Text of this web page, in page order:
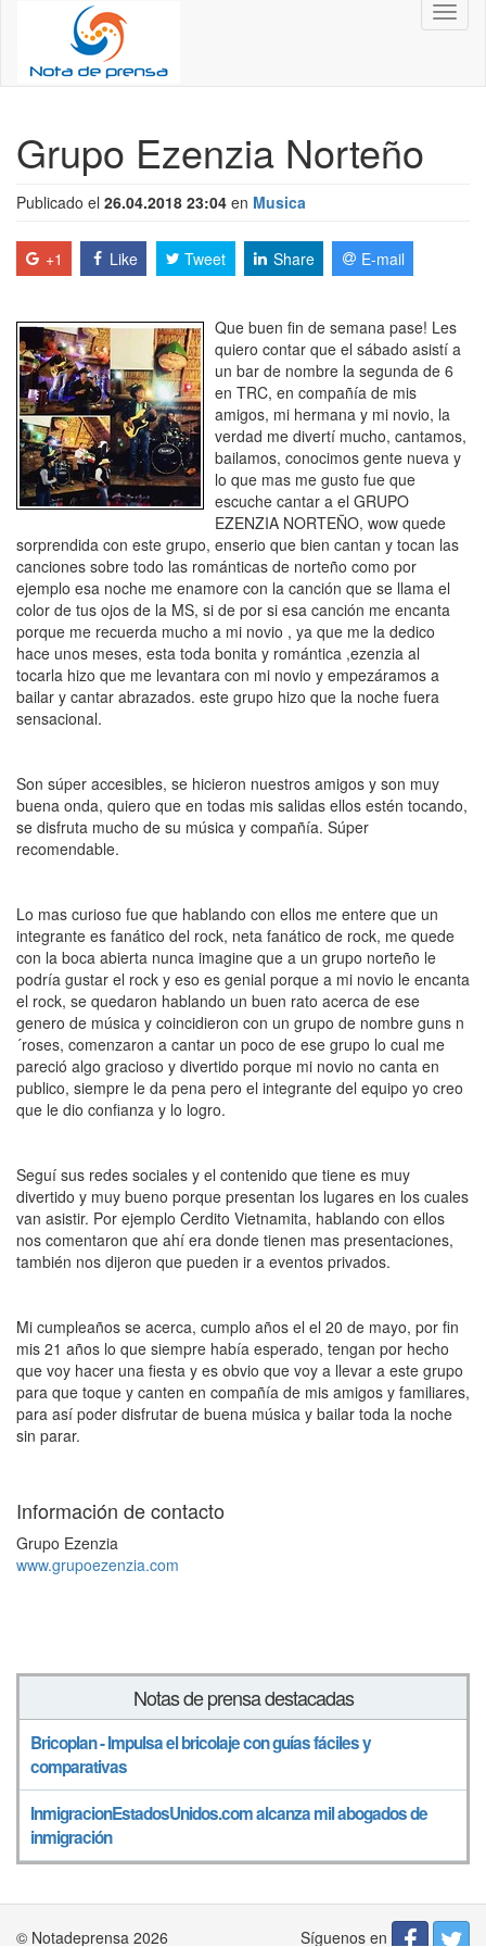
Grupo Ezenzia Norteño
Publicado el 26.04.2018 23:04 en Musica
+1 Like Tweet Share E-mail
Que buen fin de semana pase! Les
quiero contar que el sábado asistí a
un bar de nombre la segunda de 6
en TRC, en compañía de mis
amigos, mi hermana y mi novio, la
verdad me divertí mucho, cantamos,
bailamos, conocimos gente nueva y
lo que mas me gusto fue que
escuche cantar a el GRUPO
EZENZIA NORTEÑO, wow quede
sorprendida con este grupo, enserio que bien cantan y tocan las
canciones sobre todo las románticas de norteño como por
ejemplo esa noche me enamore con la canción que se llama el
color de tus ojos de la MS, si de por si esa canción me encanta
porque me recuerda mucho a mi novio , ya que me la dedico
hace unos meses, esta toda bonita y romántica ,ezenzia al
tocarla hizo que me levantara con mi novio y empezáramos a
bailar y cantar abrazados. este grupo hizo que la noche fuera
sensacional.
Son súper accesibles, se hicieron nuestros amigos y son muy
buena onda, quiero que en todas mis salidas ellos estén tocando,
se disfruta mucho de su música y compañía. Súper
recomendable.
Lo mas curioso fue que hablando con ellos me entere que un
integrante es fanático del rock, neta fanático de rock, me quede
con la boca abierta nunca imagine que a un grupo norteño le
podría gustar el rock y eso es genial porque a mi novio le encanta
el rock, se quedaron hablando un buen rato acerca de ese
genero de música y coincidieron con un grupo de nombre guns n
´roses, comenzaron a cantar un poco de ese grupo lo cual me
pareció algo gracioso y divertido porque mi novio no canta en
publico, siempre le da pena pero el integrante del equipo yo creo
que le dio confianza y lo logro.
Seguí sus redes sociales y el contenido que tiene es muy
divertido y muy bueno porque presentan los lugares en los cuales
van asistir. Por ejemplo Cerdito Vietnamita, hablando con ellos
nos comentaron que ahí era donde tienen mas presentaciones,
también nos dijeron que pueden ir a eventos privados.
Mi cumpleaños se acerca, cumplo años el el 20 de mayo, por fin
mis 21 años lo que siempre había esperado, tengan por hecho
que voy hacer una fiesta y es obvio que voy a llevar a este grupo
para que toque y canten en compañía de mis amigos y familiares,
para así poder disfrutar de buena música y bailar toda la noche
sin parar.
Información de contacto
Grupo Ezenzia
www.grupoezenzia.com
Notas de prensa destacadas
Bricoplan - Impulsa el bricolaje con guías fáciles y
comparativas
InmigracionEstadosUnidos.com alcanza mil abogados de
inmigración
© Notadeprensa 2026 Síguenos en